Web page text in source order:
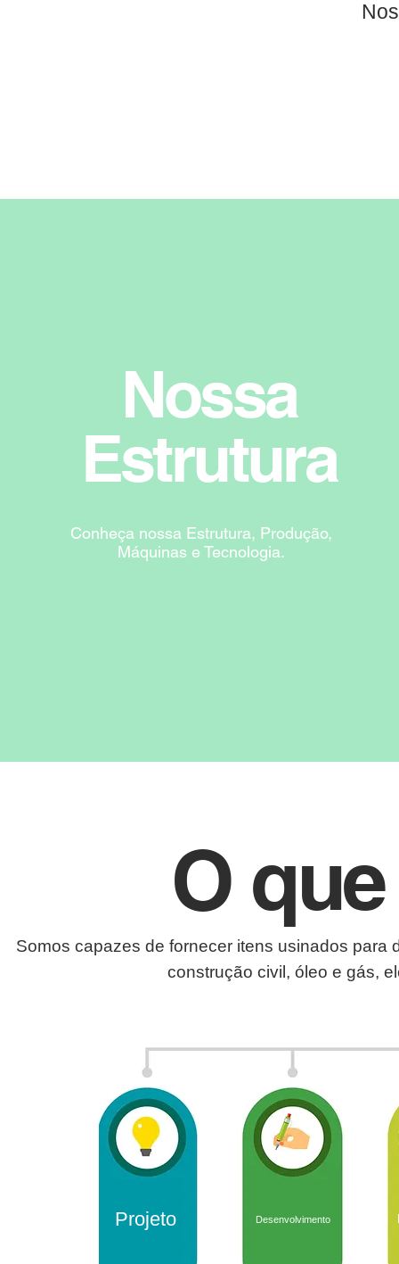
Nossa
Estrutura
Conheça nossa Estrutura, Produção,
Máquinas e Tecnologia.
O
Somos capazes de fornecer itens usinados
construção civil, óleo e gás,
Projeto Desenvolvimento